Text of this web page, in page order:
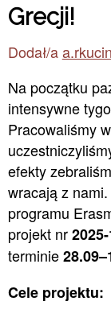
Grecji!
Dodał/a
Na początku
intensywne
Pracowaliśmy
efekty
wracają z
programu
projekt nr
terminie
Cele projektu: